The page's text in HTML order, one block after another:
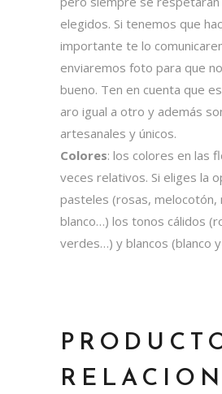
elegidos. Si tenemos que
importante te lo
enviaremos foto para que
bueno. Ten en cuenta que
aro igual a otro y además
artesanales y únicos.
Colores: los colores en las
veces relativos. Si eliges la
pasteles (rosas, melocotón,
blanco…) los tonos cálidos
verdes…) y blancos (blanco